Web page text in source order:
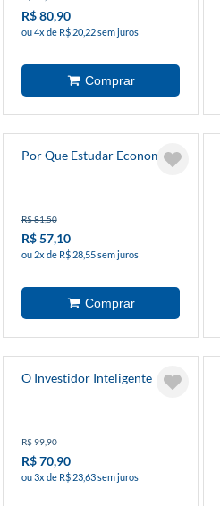
R$ 80,90
ou 4x de R$ 20,22 sem juros
Por Que Estudar Economia?
R$ 81,50
R$ 57,10
ou 2x de R$ 28,55 sem juros
O Investidor Inteligente
R$ 99,90
R$ 70,90
ou 3x de R$ 23,63 sem juros